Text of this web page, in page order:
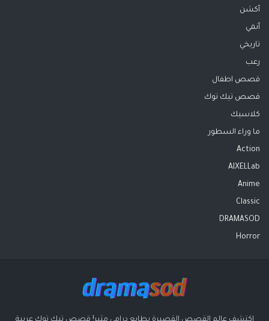
أكشن
أنمي
تاريخي
رعب
قصص اطفال
قصص تيك توك
كلاسيك
ما وراء السطور
Action
AIXELLab
Anime
Classic
DRAMASOD
Horror